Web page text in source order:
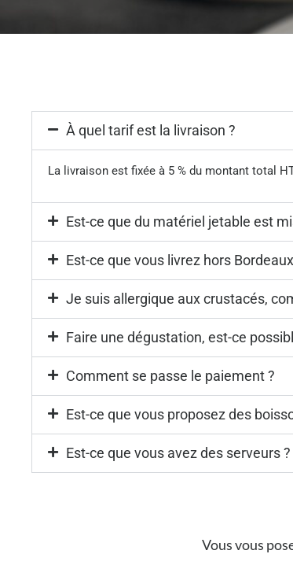
À quel tarif est la livraison ?
La livraison est fixée à 5 % du montant total
Est-ce que du matériel jetable est
Est-ce que vous livrez hors
Je suis allergique aux crustacés,
Faire une dégustation, est-ce
Comment se passe le paiement ?
Est-ce que vous proposez des
Est-ce que vous avez des serveurs ?
Vous vous